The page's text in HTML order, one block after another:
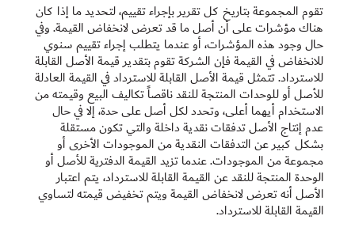
تقوم المجموعة بتاريخ كل تقرير بإجراء تقييم، لتحديد ما إذا كان
هناك مؤشرات على أن أصل ‏ما قد تعرض لانخفاض القيمة. وفي
حال وجود هذه المؤشرات، أو عندما يتطلب إجراء تقييم سنوي
للانخفاض في القيمة ‏فإن الشركة تقوم بتقدير قيمة الأصل القابلة
للاسترداد. تتمثل قيمة الأصل القابلة للاسترداد في القيمة العادلة
للأصل أو ‏للوحدات المنتجة للنقد ناقصاً تكاليف البيع وقيمته من
الاستخدام أيهما أعلى، وتحدد لكل أصل على حدة، إلا في حال
عدم ‏إنتاج الأصل تدفقات نقدية داخلة والتي تكون مستقلة
بشكل كبير عن التدفقات النقدية من الموجودات الأخرى أو
مجموعة من ‏الموجودات. عندما تزيد القيمة الدفترية للأصل أو
الوحدة المنتجة للنقد عن القيمة القابلة للاسترداد، يتم اعتبار
الأصل أنه ‏تعرض لانخفاض القيمة ويتم تخفيض قيمته لتساوي
القيمة القابلة للاسترداد. ‏